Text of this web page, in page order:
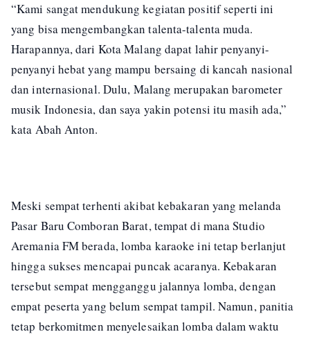
“Kami sangat mendukung kegiatan positif seperti ini
yang bisa mengembangkan talenta-talenta muda.
Harapannya, dari Kota Malang dapat lahir penyanyi-
penyanyi hebat yang mampu bersaing di kancah nasional
dan internasional. Dulu, Malang merupakan barometer
musik Indonesia, dan saya yakin potensi itu masih ada,”
kata Abah Anton.
Meski sempat terhenti akibat kebakaran yang melanda
Pasar Baru Comboran Barat, tempat di mana Studio
Aremania FM berada, lomba karaoke ini tetap berlanjut
hingga sukses mencapai puncak acaranya. Kebakaran
tersebut sempat mengganggu jalannya lomba, dengan
empat peserta yang belum sempat tampil. Namun, panitia
tetap berkomitmen menyelesaikan lomba dalam waktu